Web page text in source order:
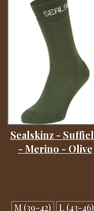
Sealskinz -
- Merino - Olive
M (39-42) L (43-46)